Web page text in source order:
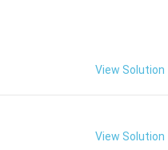
View Solution
View Solution